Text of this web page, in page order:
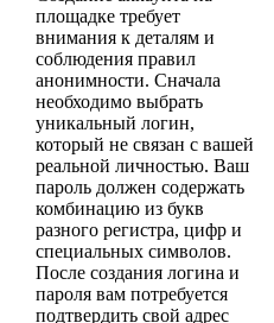
площадке требует
внимания к деталям и
соблюдения правил
анонимности. Сначала
необходимо выбрать
уникальный логин,
который не связан с вашей
реальной личностью. Ваш
пароль должен содержать
комбинацию из букв
разного регистра, цифр и
специальных символов.
После создания логина и
пароля вам потребуется
подтвердить свой адрес